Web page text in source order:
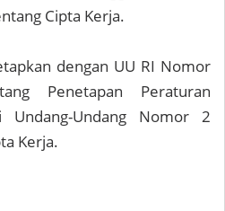
Cipta Kerja.
dengan UU RI Nomor
Penetapan Peraturan
Undang-Undang Nomor 2
Kerja.